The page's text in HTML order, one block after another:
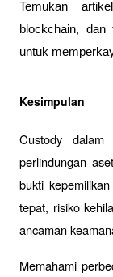
Temukan
blockchain,
untuk
Kesimpulan
Custody
perlindungan
bukti
tepat, risiko
ancaman
Memahami